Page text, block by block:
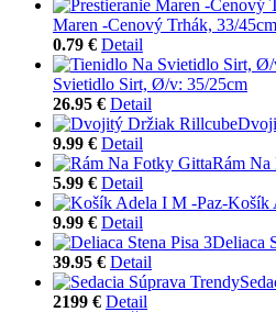
Maren -Cenový Trhák, 33/45cm
0.79 € Detail
Svietidlo Sirt, Ø/v: 35/25cm
26.95 € Detail
9.99 € Detail
Rám Na
5.99 € Detail
Košík
9.99 € Detail
Deliaca
39.95 € Detail
2199 € Detail